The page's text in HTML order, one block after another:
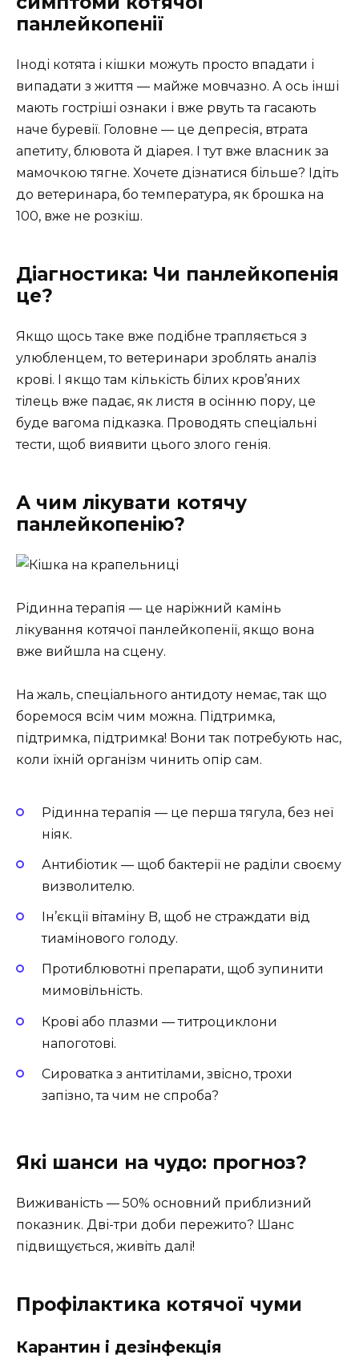
панлейкопенії
Іноді котята і кішки можуть просто впадати і
випадати з життя — майже мовчазно. А ось інші
мають гостріші ознаки і вже рвуть та гасають
наче буревії. Головне — це депресія, втрата
апетиту, блювота й діарея. І тут вже власник за
мамочкою тягне. Хочете дізнатися більше? Ідіть
до ветеринара, бо температура, як брошка на
100, вже не розкіш.
Діагностика: Чи панлейкопенія
це?
Якщо щось таке вже подібне трапляється з
улюбленцем, то ветеринари зроблять аналіз
крові. І якщо там кількість білих кров’яних
тілець вже падає, як листя в осінню пору, це
буде вагома підказка. Проводять спеціальні
тести, щоб виявити цього злого генія.
А чим лікувати котячу
панлейкопенію?
Рідинна терапія — це наріжний камінь
лікування котячої панлейкопенії, якщо вона
вже вийшла на сцену.
На жаль, спеціального антидоту немає, так що
боремося всім чим можна. Підтримка,
підтримка, підтримка! Вони так потребують нас,
коли їхній організм чинить опір сам.
Рідинна терапія — це перша тягула, без неї
ніяк.
Антибіотик — щоб бактерії не раділи своєму
визволителю.
Ін’єкції вітаміну B, щоб не страждати від
тиамінового голоду.
Протиблювотні препарати, щоб зупинити
мимовільність.
Крові або плазми — титроциклони
напоготові.
Сироватка з антитілами, звісно, трохи
запізно, та чим не спроба?
Які шанси на чудо: прогноз?
Виживаність — 50% основний приблизний
показник. Дві-три доби пережито? Шанс
підвищується, живіть далі!
Профілактика котячої чуми
Карантин і дезінфекція